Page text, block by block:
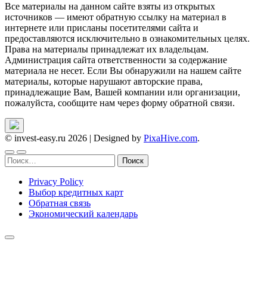
Все материалы на данном сайте взяты из открытых
источников — имеют обратную ссылку на материал в
интернете или присланы посетителями сайта и
предоставляются исключительно в ознакомительных целях.
Права на материалы принадлежат их владельцам.
Администрация сайта ответственности за содержание
материала не несет. Если Вы обнаружили на нашем сайте
материалы, которые нарушают авторские права,
принадлежащие Вам, Вашей компании или организации,
пожалуйста, сообщите нам через форму обратной связи.
© invest-easy.ru 2026 | Designed by PixaHive.com.
Найти:
Privacy Policy
Выбор кредитных карт
Обратная связь
Экономический календарь